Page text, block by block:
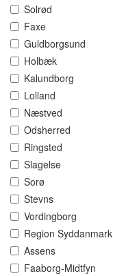
Solrød
Faxe
Guldborgsund
Holbæk
Kalundborg
Lolland
Næstved
Odsherred
Ringsted
Slagelse
Sorø
Stevns
Vordingborg
Region Syddanmark
Assens
Faaborg-Midtfyn